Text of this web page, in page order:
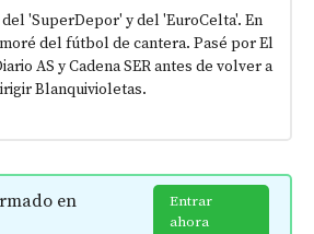
'SuperDepor' y del 'EuroCelta'. En
del fútbol de cantera. Pasé por El
AS y Cadena SER antes de volver a
Blanquivioletas.
en
Entrar
ahora